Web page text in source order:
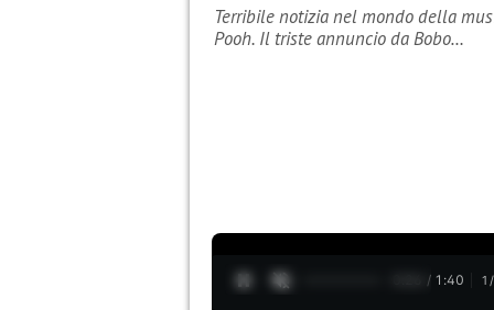
Terribile notizia nel mondo della
Pooh. Il triste annuncio da Bobo…
0:27 / 1:40 1 /